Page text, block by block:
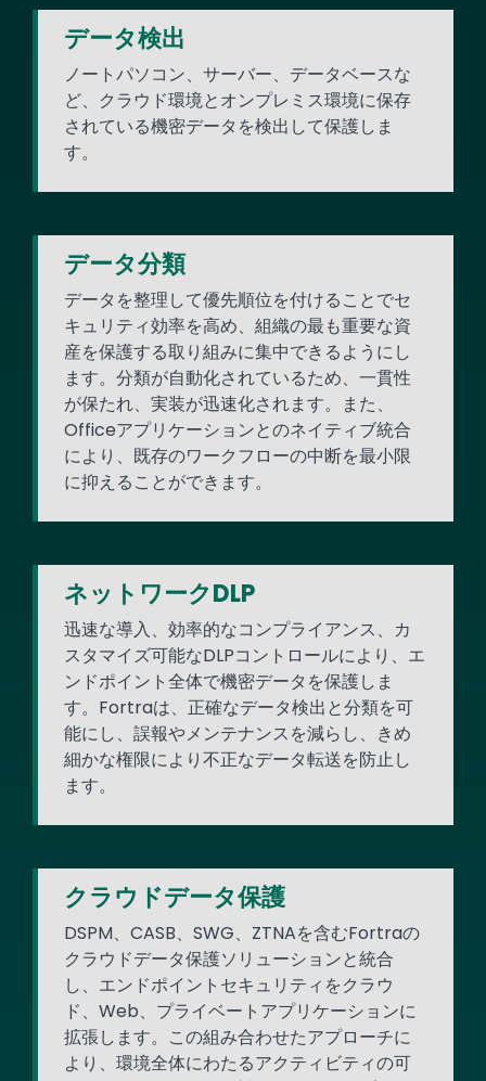
データ検出
ノートパソコン、サーバー、データベースな
ど、クラウド環境とオンプレミス環境に保存
されている機密データを検出して保護しま
す。
データ分類
データを整理して優先順位を付けることでセ
キュリティ効率を高め、組織の最も重要な資
産を保護する取り組みに集中できるようにし
ます。分類が自動化されているため、一貫性
が保たれ、実装が迅速化されます。また、
Officeアプリケーションとのネイティブ統合
により、既存のワークフローの中断を最小限
に抑えることができます。
ネットワークDLP
迅速な導入、効率的なコンプライアンス、カ
スタマイズ可能なDLPコントロールにより、エ
ンドポイント全体で機密データを保護しま
す。Fortraは、正確なデータ検出と分類を可
能にし、誤報やメンテナンスを減らし、きめ
細かな権限により不正なデータ転送を防止し
ます。
クラウドデータ保護
DSPM、CASB、SWG、ZTNAを含むFortraの
クラウドデータ保護ソリューションと統合
し、エンドポイントセキュリティをクラウ
ド、Web、プライベートアプリケーションに
拡張します。この組み合わせたアプローチに
より、環境全体にわたるアクティビティの可